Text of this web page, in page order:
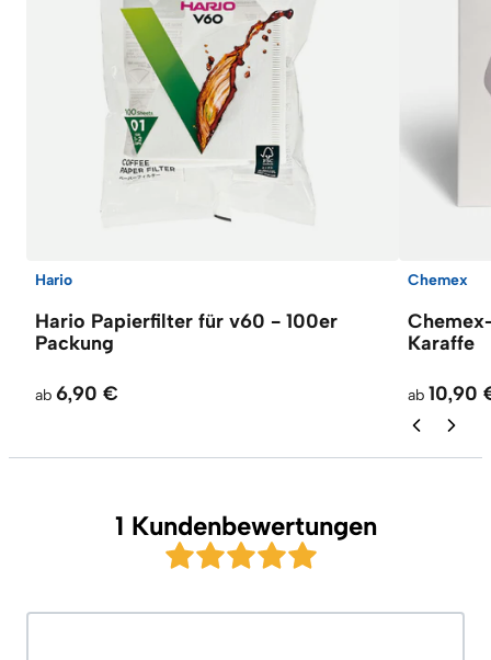
Hario
Hario Papierfilter für v60 - 100er
Packung
ab 6,90 €
Chemex
Karaffe
ab 10,90
1 Kundenbewertungen